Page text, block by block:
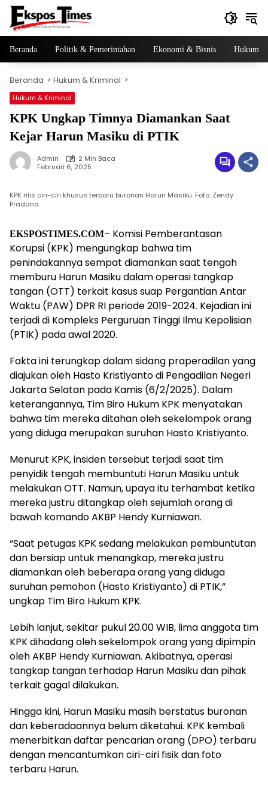
Langsung
konten
Beranda Politik & Pemerintahan Ekonomi & Bisnis Hukum
Beranda Hukum & Kriminal
Hukum & Kriminal
KPK Ungkap Timnya Diamankan Saat
Kejar Harun Masiku di PTIK
Admin
2 Min Baca
Februari 6, 2025
KPK rilis ciri-ciri khusus terbaru buronan Harun Masiku. Foto: Zendy
Pradana
EKSPOSTIMES.COM– Komisi Pemberantasan
Korupsi (KPK) mengungkap bahwa tim
penindakannya sempat diamankan saat tengah
memburu Harun Masiku dalam operasi tangkap
tangan (OTT) terkait kasus suap Pergantian Antar
Waktu (PAW) DPR RI periode 2019-2024. Kejadian ini
terjadi di Kompleks Perguruan Tinggi Ilmu Kepolisian
(PTIK) pada awal 2020.
Fakta ini terungkap dalam sidang praperadilan yang
diajukan oleh Hasto Kristiyanto di Pengadilan Negeri
Jakarta Selatan pada Kamis (6/2/2025). Dalam
keterangannya, Tim Biro Hukum KPK menyatakan
bahwa tim mereka ditahan oleh sekelompok orang
yang diduga merupakan suruhan Hasto Kristiyanto.
Menurut KPK, insiden tersebut terjadi saat tim
penyidik tengah membuntuti Harun Masiku untuk
melakukan OTT. Namun, upaya itu terhambat ketika
mereka justru ditangkap oleh sejumlah orang di
bawah komando AKBP Hendy Kurniawan.
“Saat petugas KPK sedang melakukan pembuntutan
dan bersiap untuk menangkap, mereka justru
diamankan oleh beberapa orang yang diduga
suruhan pemohon (Hasto Kristiyanto) di PTIK,”
ungkap Tim Biro Hukum KPK.
Lebih lanjut, sekitar pukul 20.00 WIB, lima anggota tim
KPK dihadang oleh sekelompok orang yang dipimpin
oleh AKBP Hendy Kurniawan. Akibatnya, operasi
tangkap tangan terhadap Harun Masiku dan pihak
terkait gagal dilakukan.
Hingga kini, Harun Masiku masih berstatus buronan
dan keberadaannya belum diketahui. KPK kembali
menerbitkan daftar pencarian orang (DPO) terbaru
dengan mencantumkan ciri-ciri fisik dan foto
terbaru Harun.